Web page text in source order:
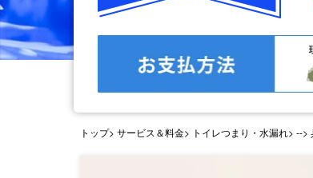
トップ> サービス＆料金> トイレつまり・水漏れ> -->